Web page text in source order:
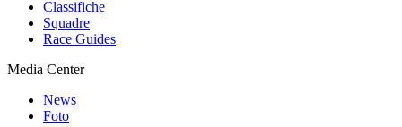
Classifiche
Squadre
Race Guides
Media Center
News
Foto